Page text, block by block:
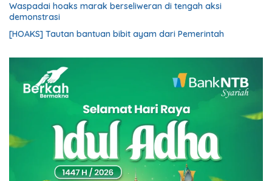
Waspadai hoaks marak berseliweran di tengah aksi
demonstrasi
[HOAKS] Tautan bantuan bibit ayam dari Pemerintah